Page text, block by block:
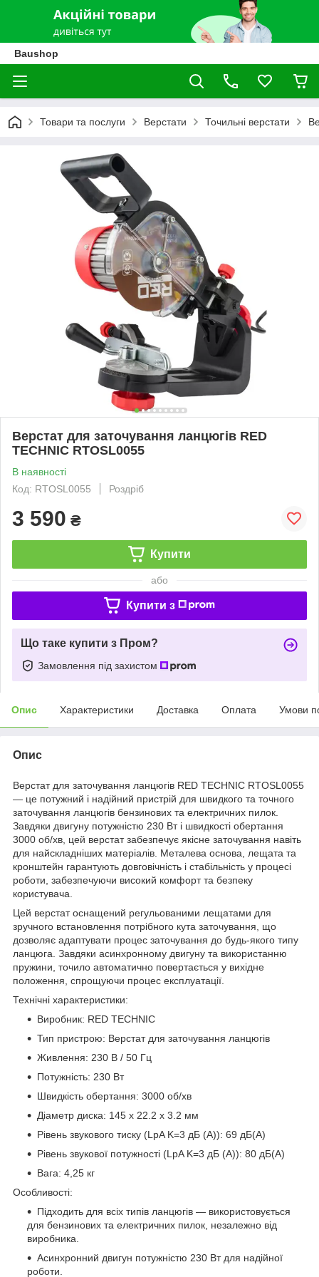
Baushop
Товари та послуги Верстати Точильні верстати
Верстат для заточування ланцюгів RED
TECHNIC RTOSL0055
В наявності
Код: RTOSL0055
Роздріб
3 590 ₴
Купити
або
Купити з
Що таке купити з Пром?
Замовлення під захистом
Опис Характеристики Доставка Оплата Умови
Опис
Верстат для заточування ланцюгів RED TECHNIC RTOSL0055
— це потужний і надійний пристрій для швидкого та точного
заточування ланцюгів бензинових та електричних пилок.
Завдяки двигуну потужністю 230 Вт і швидкості обертання
3000 об/хв, цей верстат забезпечує якісне заточування навіть
для найскладніших матеріалів. Металева основа, лещата та
кронштейн гарантують довговічність і стабільність у процесі
роботи, забезпечуючи високий комфорт та безпеку
користувача.
Цей верстат оснащений регульованими лещатами для
зручного встановлення потрібного кута заточування, що
дозволяє адаптувати процес заточування до будь-якого типу
ланцюга. Завдяки асинхронному двигуну та використанню
пружини, точило автоматично повертається у вихідне
положення, спрощуючи процес експлуатації.
Технічні характеристики:
Виробник: RED TECHNIC
Тип пристрою: Верстат для заточування ланцюгів
Живлення: 230 В / 50 Гц
Потужність: 230 Вт
Швидкість обертання: 3000 об/хв
Діаметр диска: 145 x 22.2 x 3.2 мм
Рівень звукового тиску (LpA K=3 дБ (A)): 69 дБ(A)
Рівень звукової потужності (LpA K=3 дБ (A)): 80 дБ(A)
Вага: 4,25 кг
Особливості:
Підходить для всіх типів ланцюгів — використовується
для бензинових та електричних пилок, незалежно від
виробника.
Асинхронний двигун потужністю 230 Вт для надійної
роботи.